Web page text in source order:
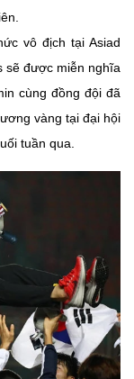
vô địch tại Asiad
sẽ được miễn nghĩa
cùng đồng đội đã
vàng tại đại hội
tuần qua.